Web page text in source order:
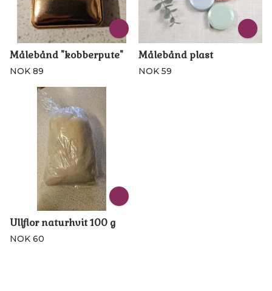
Målebånd "kobberpute"
NOK 89
Målebånd plast
NOK 59
Ullflor naturhvit 100 g
NOK 60